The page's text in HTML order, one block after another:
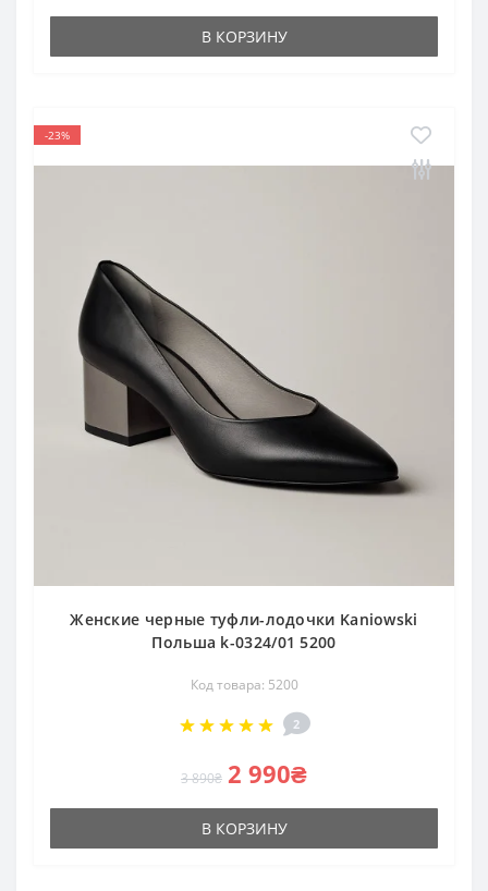
В КОРЗИНУ
-23%
Женские черные туфли-лодочки Kaniowski
Польша k-0324/01 5200
Код товара: 5200
2
3 890₴ 2 990₴
В КОРЗИНУ